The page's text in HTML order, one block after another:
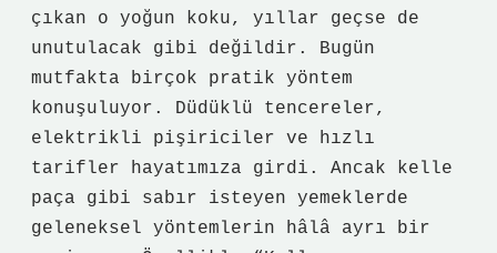
çıkan o yoğun koku, yıllar geçse de
unutulacak gibi değildir. Bugün
mutfakta birçok pratik yöntem
konuşuluyor. Düdüklü tencereler,
elektrikli pişiriciler ve hızlı
tarifler hayatımıza girdi. Ancak kelle
paça gibi sabır isteyen yemeklerde
geleneksel yöntemlerin hâlâ ayrı bir